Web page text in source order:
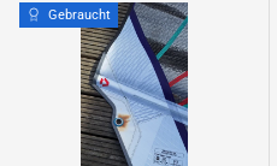
Gebraucht